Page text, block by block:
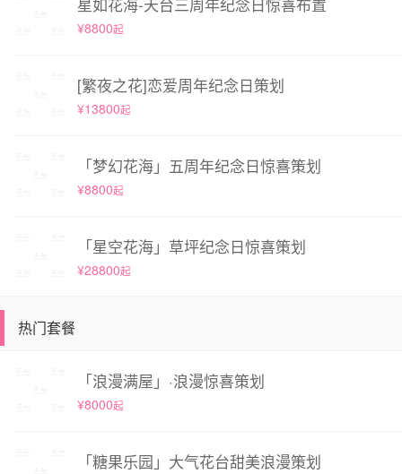
¥8800起
[繁夜之花]恋爱周年纪念日策划
¥13800起
「梦幻花海」五周年纪念日惊喜策划
¥8800起
「星空花海」草坪纪念日惊喜策划
¥28800起
热门套餐
「浪漫满屋」·浪漫惊喜策划
¥8000起
「糖果乐园」大气花台甜美浪漫策划